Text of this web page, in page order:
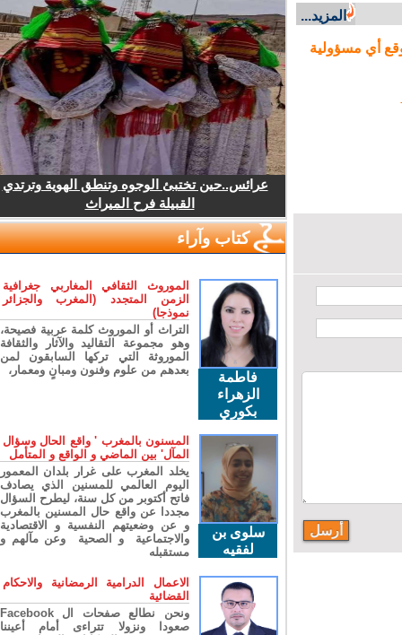
المزيد...
أي مسؤولية
عرائس..حين تختبئ الوجوه وتنطق الهوية وترتدي
القبيلة فرح الميراث
كتاب وآراء
فاطمة
الزهراء
بكوري
الموروث الثقافي المغاربي جغرافية
الزمن المتجدد (المغرب والجزائر
نموذجا)
التراث أو الموروث كلمة عربية فصيحة،
وهو مجموعة التقاليد والآثار والثقافة
الموروثة التي تركها السابقون لمن
بعدهم من علوم وفنون ومبانٍ ومعمار،
سلوى بن
لفقيه
المسنون بالمغرب ' واقع الحال وسؤال
المآل' بين الماضي و الواقع و المتأمل
يخلد المغرب على غرار بلدان المعمور
اليوم العالمي للمسنين الذي يصادف
فاتح أكتوبر من كل سنة، ليطرح السؤال
مجددا عن واقع حال المسنين بالمغرب
و عن وضعيتهم النفسية و الاقتصادية
والاجتماعية و الصحية وعن مآلهم و
مستقبله
الاعمال الدرامية الرمضانية والاحكام
القضائية
ونحن نطالع صفحات ال Facebook
صعودا ونزولا تتراءى أمام أعيننا